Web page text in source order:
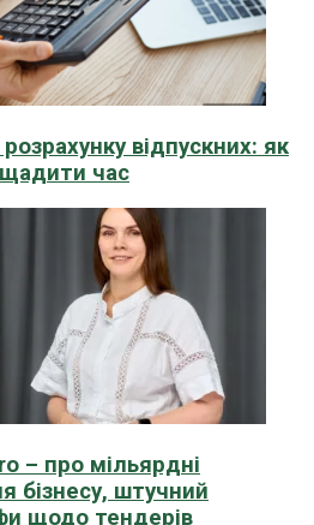
відпускних: як
час
– про мільярдні
бізнесу, штучний
щодо тендерів